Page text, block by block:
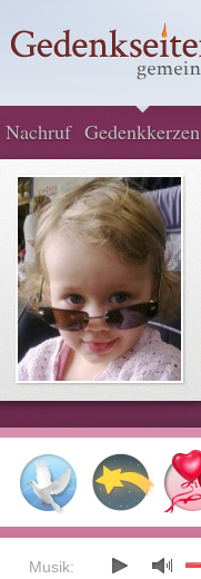
Nachruf Gedenkkerzen
Musik: